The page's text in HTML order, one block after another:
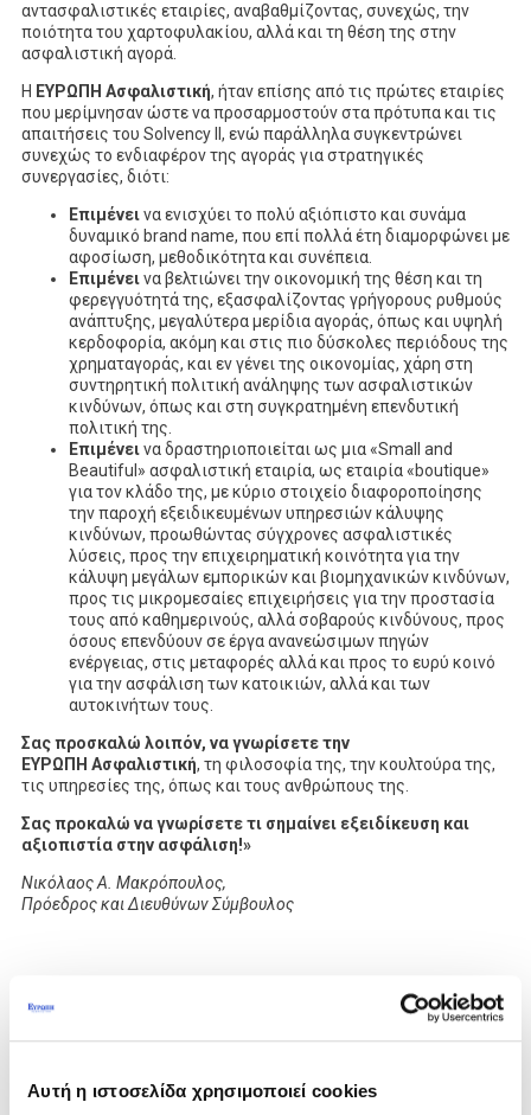
Αυτή η ιστοσελίδα χρησιμοποιεί cookies
αντασφαλιστικές εταιρίες, αναβαθμίζοντας, συνεχώς, την
ποιότητα του χαρτοφυλακίου, αλλά και τη θέση της στην
ασφαλιστική αγορά.
Η ΕΥΡΩΠΗ Ασφαλιστική, ήταν επίσης από τις πρώτες εταιρίες
που μερίμνησαν ώστε να προσαρμοστούν στα πρότυπα και τις
απαιτήσεις του Solvency II, ενώ παράλληλα συγκεντρώνει
συνεχώς το ενδιαφέρον της αγοράς για στρατηγικές
συνεργασίες, διότι:
Επιμένεινα ενισχύει το πολύ αξιόπιστο και συνάμα
δυναμικό brand name, που επί πολλά έτη διαμορφώνει με
αφοσίωση, μεθοδικότητα και συνέπεια.
Επιμένεινα βελτιώνει την οικονομική της θέση και τη
φερεγγυότητά της, εξασφαλίζοντας γρήγορους ρυθμούς
ανάπτυξης, μεγαλύτερα μερίδια αγοράς, όπως και υψηλή
κερδοφορία, ακόμη και στις πιο δύσκολες περιόδους της
χρηματαγοράς, και εν γένει της οικονομίας, χάρη στη
συντηρητική πολιτική ανάληψης των ασφαλιστικών
κινδύνων, όπως και στη συγκρατημένη επενδυτική
πολιτική της.
Επιμένεινα δραστηριοποιείται ως μια «Small and
Beautiful» ασφαλιστική εταιρία, ως εταιρία «boutique»
για τον κλάδο της, με κύριο στοιχείο διαφοροποίησης
την παροχή εξειδικευμένων υπηρεσιών κάλυψης
κινδύνων, προωθώντας σύγχρονες ασφαλιστικές
λύσεις, προς την επιχειρηματική κοινότητα για την
κάλυψη μεγάλων εμπορικών και βιομηχανικών κινδύνων,
προς τις μικρομεσαίες επιχειρήσεις για την προστασία
τους από καθημερινούς, αλλά σοβαρούς κινδύνους, προς
όσους επενδύουν σε έργα ανανεώσιμων πηγών
ενέργειας, στις μεταφορές αλλά και προς το ευρύ κοινό
για την ασφάλιση των κατοικιών, αλλά και των
αυτοκινήτων τους.
Σας προσκαλώ λοιπόν, να γνωρίσετε την
ΕΥΡΩΠΗ Ασφαλιστική, τη φιλοσοφία της, την κουλτούρα της,
τις υπηρεσίες της, όπως και τους ανθρώπους της.
Σας προκαλώ να γνωρίσετε τι σημαίνει εξειδίκευση και
αξιοπιστία στην ασφάλιση!»
Νικόλαος Α. Μακρόπουλος,
Πρόεδρος και Διευθύνων Σύμβουλος